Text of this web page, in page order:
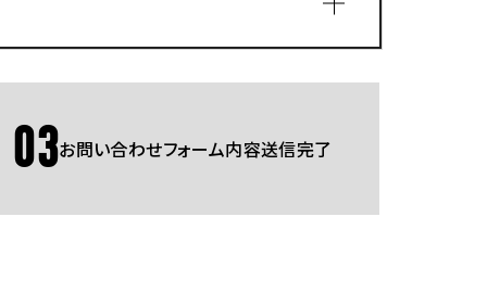
03お問い合わせフォーム内容送信完了